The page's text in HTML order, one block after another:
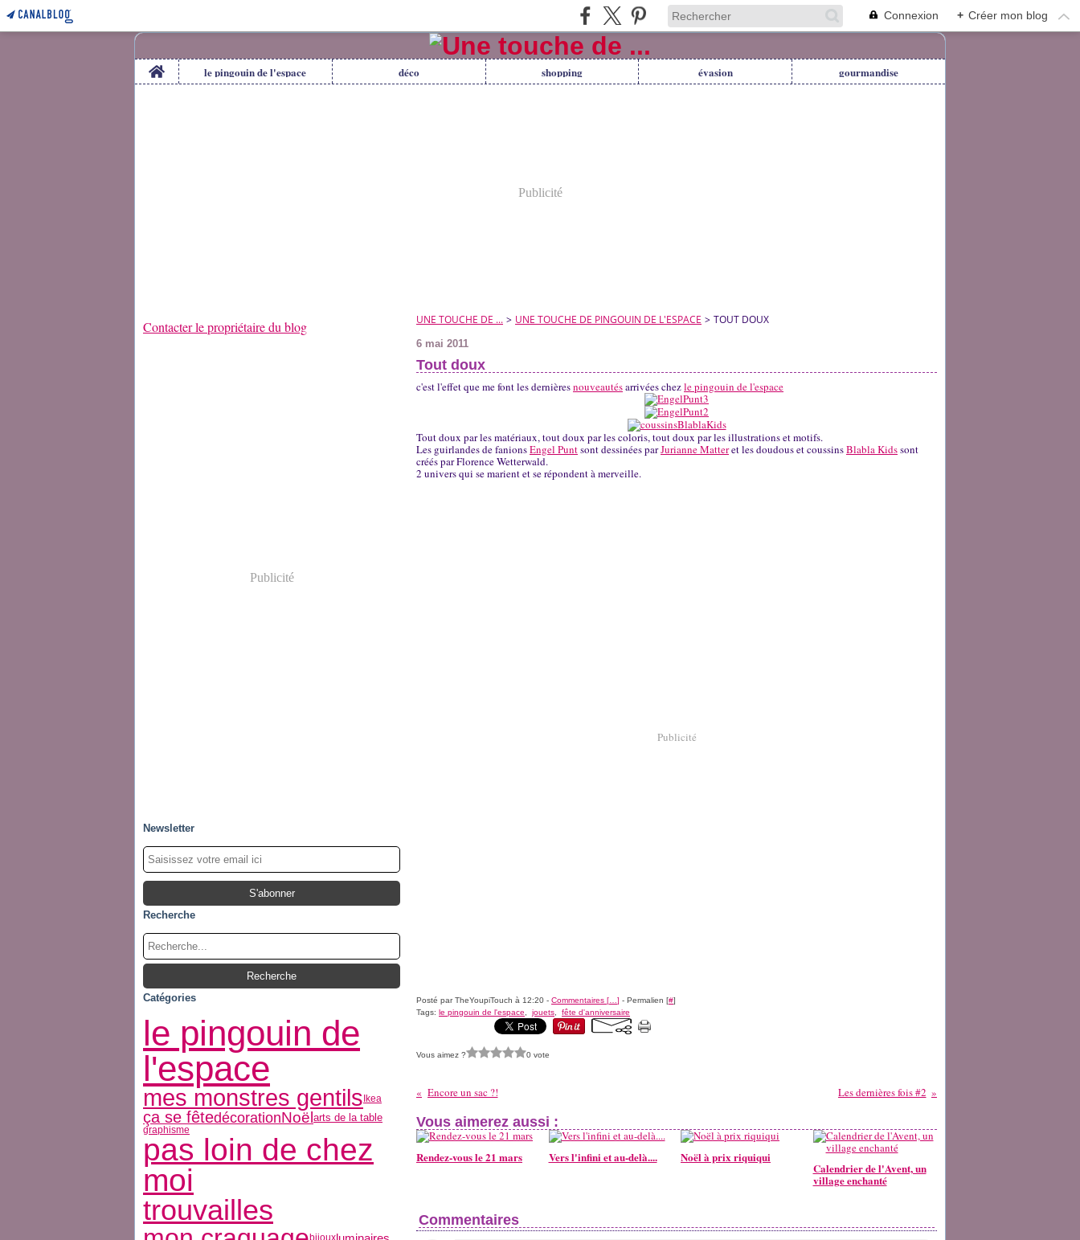
Connexion + Créer mon blog
Home le pingouin de l'espace déco shopping évasion gourmandise
Publicité
Contacter le propriétaire du blog
Publicité
Newsletter
Recherche
Catégories
le pingouin de
l'espace
mes monstres gentilsIkea
ça se fêtedécorationNoël arts de la table
graphisme
pas loin de chez
moi
trouvailles
bijoux
UNE TOUCHE DE ... > UNE TOUCHE DE PINGOUIN DE L'ESPACE > TOUT DOUX
6 mai 2011
Tout doux
c'est l'effet que me font les dernièresnouveautésarrivées chezle pingouin de l'espace
Tout doux par les matériaux, tout doux par les coloris, tout doux par les illustrations et motifs.
Les guirlandes de fanionsEngel Puntsont dessinées parJurianne Matteret les doudous et coussinsBlabla Kidssont
créés par Florence Wetterwald.
2 univers qui se marient et se répondent à merveille.
Publicité
Posté par TheYoupiTouch à 12:20 - Commentaires [ ] - Permalien [#]
Tags: le pingouin de l'espace jouets fête d'anniversaire
Vous aimez ? 0 vote
Encore un sac ?! Les dernières fois #2
Vous aimerez aussi :
Rendez-vous le 21 mars Vers l'infini et au-delà.... Noël à prix riquiqui
Calendrier de l'Avent, un
village enchanté
Commentaires